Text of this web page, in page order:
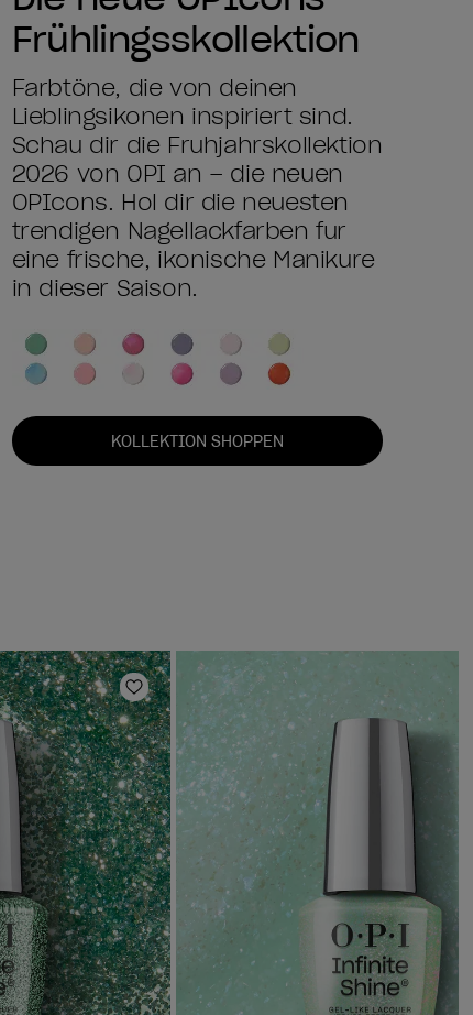
Frühlingsskollektion
Farbtöne, die von deinen
Lieblingsikonen inspiriert sind.
Schau dir die Frühjahrskollektion
2026 von OPI an – die neuen
OPIcons. Hol dir die neuesten
trendigen Nagellackfarben für
eine frische, ikonische Maniküre
in dieser Saison.
KOLLEKTION SHOPPEN
Zur Wunschliste hinzufügen